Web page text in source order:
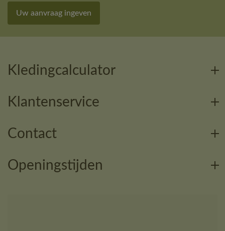
Uw aanvraag ingeven
Kledingcalculator
Klantenservice
Contact
Openingstijden